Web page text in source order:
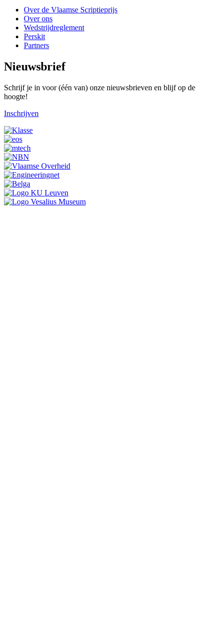
Over de Vlaamse Scriptieprijs
Over ons
Wedstrijdreglement
Perskit
Partners
Nieuwsbrief
Schrijf je in voor (één van) onze nieuwsbrieven en blijf op de
hoogte!
Inschrijven